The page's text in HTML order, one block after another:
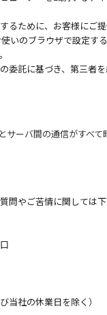
るために、お客様にご
いのブラウザで設定
委託に基づき、第三者
ーバ間の通信がすべ
やご苦情に関しては下
社の休業日を除く）